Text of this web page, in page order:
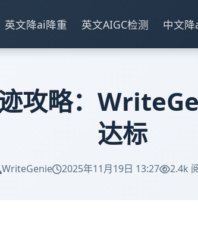
英文降ai降重 英文AIGC检测 中文
攻略：
达标
WriteGenie 2025年11月19日 13:27 2.4k